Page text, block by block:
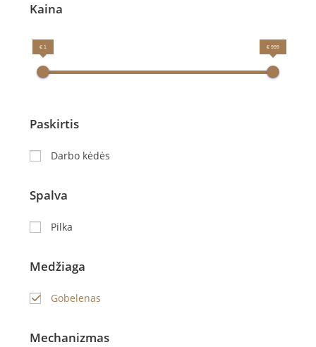
Kaina
€ 1 € 999
Paskirtis
Darbo kėdės
Spalva
Pilka
Medžiaga
Gobelenas
Mechanizmas